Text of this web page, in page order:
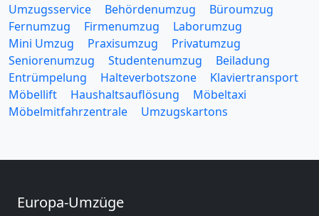
Umzugsservice Behördenumzug
Büroumzug
Fernumzug
Firmenumzug
Laborumzug
Mini Umzug
Praxisumzug
Privatumzug
Seniorenumzug
Studentenumzug
Beiladung
Entrümpelung
Halteverbotszone
Klaviertransport
Möbellift
Haushaltsauflösung
Möbeltaxi
Möbelmitfahrzentrale
Umzugskartons
Europa-Umzüge